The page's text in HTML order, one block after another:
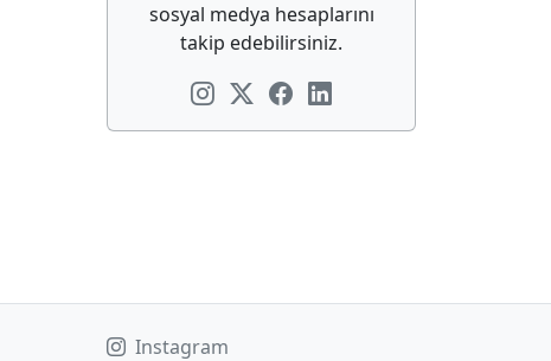
sosyal medya hesaplarını
takip edebilirsiniz.
Instagram